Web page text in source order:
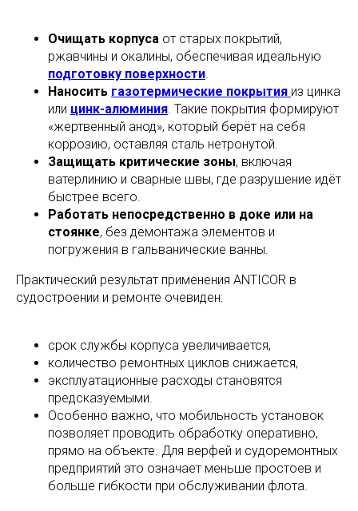
Очищать корпуса от старых покрытий,
ржавчины и окалины, обеспечивая идеальную
подготовку поверхности
Наносить газотермические покрытия из цинка
или цинк-алюминия . Такие покрытия формируют
«жертвенный анод», который берёт на себя
коррозию, оставляя сталь нетронутой.
Защищать критические зоны, включая
ватерлинию и сварные швы, где разрушение идёт
быстрее всего.
Работать непосредственно в доке или на
стоянке, без демонтажа элементов и
погружения в гальванические ванны.
Практический результат применения ANTICOR в
судостроении и ремонте очевиден:
срок службы корпуса увеличивается,
количество ремонтных циклов снижается,
эксплуатационные расходы становятся
предсказуемыми.
Особенно важно, что мобильность установок
позволяет проводить обработку оперативно,
прямо на объекте. Для верфей и судоремонтных
предприятий это означает меньше простоев и
больше гибкости при обслуживании флота.